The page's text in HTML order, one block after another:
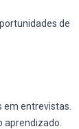
de
entrevistas.
aprendizado.